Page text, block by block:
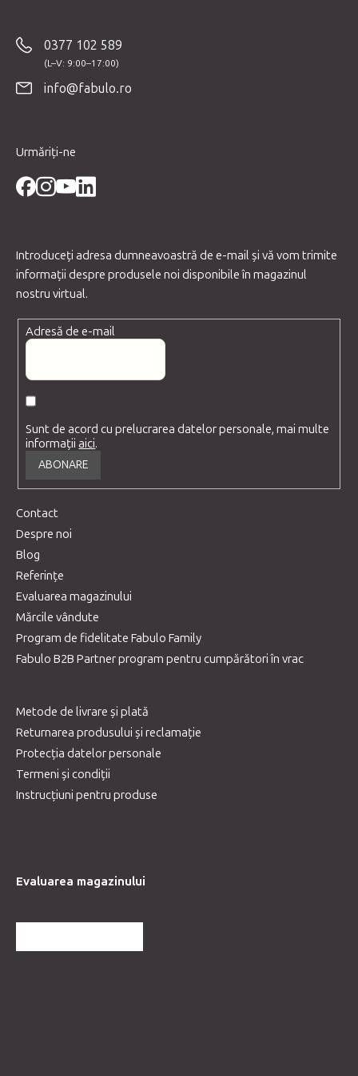
0377 102 589
info@fabulo.ro
Urmăriți-ne
Introduceţi adresa dumneavoastră de e-mail şi vă vom trimite
informaţii despre produsele noi disponibile în magazinul
nostru virtual.
Adresă de e-mail
Sunt de acord cu prelucrarea datelor personale, mai multe
informațiiaici.
ABONARE
Contact
Despre noi
Blog
Referințe
Evaluarea magazinului
Mărcile vândute
Program de fidelitate Fabulo Family
Fabulo B2B Partner program pentru cumpărători în vrac
Metode de livrare și plată
Returnarea produsului și reclamație
Protecția datelor personale
Termeni și condiții
Instrucțiuni pentru produse
Evaluarea magazinului